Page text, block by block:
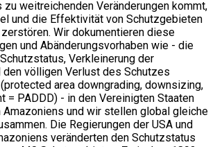
weitreichenden Veränderungen kommt,
und die Effektivität von Schutzgebieten
Wir dokumentieren diese
und Abänderungsvorhaben wie - die
Verkleinerung der
völligen Verlust des Schutzes
area downgrading, downsizing,
= PADDD) - in den Vereinigten Staaten
Amazoniens und wir stellen global gleiche
Die Regierungen der USA und
veränderten den Schutzstatus